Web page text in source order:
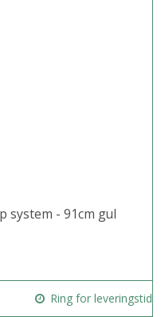
system - 91cm gul
Ring for leveringstid